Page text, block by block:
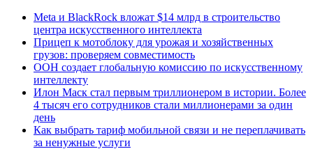
Meta и BlackRock вложат $14 млрд в строительство
центра искусственного интеллекта
Прицеп к мотоблоку для урожая и хозяйственных
грузов: проверяем совместимость
ООН создает глобальную комиссию по искусственному
интеллекту
Илон Маск стал первым триллионером в истории. Более
4 тысяч его сотрудников стали миллионерами за один
день
Как выбрать тариф мобильной связи и не переплачивать
за ненужные услуги